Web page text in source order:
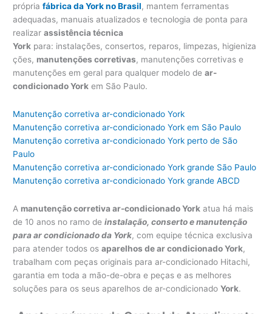
própriafábrica da York no Brasil, mantem ferramentas
adequadas, manuais atualizados e tecnologia de ponta para
realizarassistência técnica
York para: instalações, consertos, reparos, limpezas, higieniza
ções, manutenções corretivas, manutenções corretivas e
manutenções em geral para qualquer modelo dear-
condicionado York em São Paulo.
Manutenção corretiva ar-condicionado York
Manutenção corretiva ar-condicionado York em São Paulo
Manutenção corretiva ar-condicionado York perto de São
Paulo
Manutenção corretiva ar-condicionado York grande São Paulo
Manutenção corretiva ar-condicionado York grande ABCD
A manutenção corretiva ar-condicionado York atua há mais
de 10 anos no ramo deinstalação, conserto e manutenção
para ar condicionado da York, com equipe técnica exclusiva
para atender todos osaparelhos de ar condicionado York,
trabalham com peças originais para ar-condicionado Hitachi,
garantia em toda a mão-de-obra e peças e as melhores
soluções para os seus aparelhos de ar-condicionadoYork.